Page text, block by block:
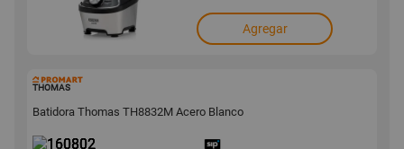
Agregar
THOMAS
Batidora Thomas TH8832M Acero Blanco